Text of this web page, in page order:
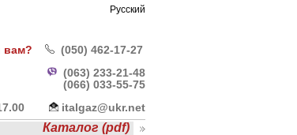
Русский
вам?
(050) 462-17-27
(063) 233-21-48
(066) 033-55-75
17.00
italgaz@ukr.net
Каталог (pdf)